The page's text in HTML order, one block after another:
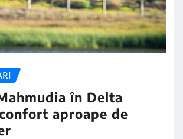
în Delta
aproape de